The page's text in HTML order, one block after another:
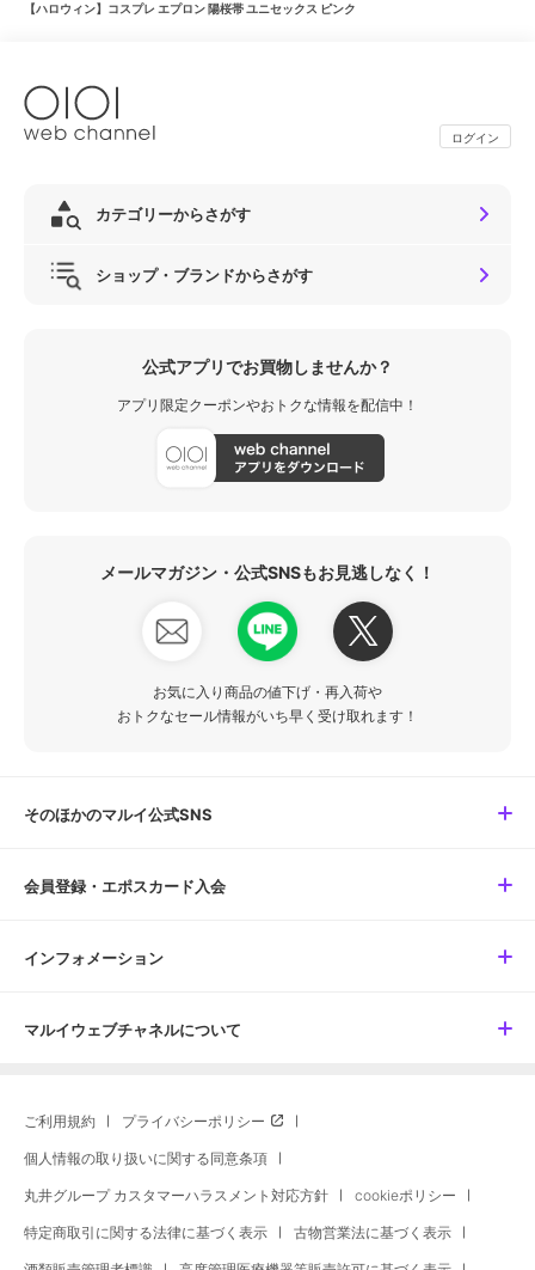
【ハロウィン】コスプレ エプロン 陽桜帯 ユニセックス ピンク
ログイン
カテゴリーからさがす
ショップ・ブランドからさがす
公式アプリでお買物しませんか？
アプリ限定クーポンやおトクな情報を配信中！
メールマガジン・公式SNSもお見逃しなく！
お気に入り商品の値下げ・再入荷や
おトクなセール情報がいち早く受け取れます！
そのほかのマルイ公式SNS
会員登録・エポスカード入会
インフォメーション
マルイウェブチャネルについて
ご利用規約 プライバシーポリシー
個人情報の取り扱いに関する同意条項
丸井グループ カスタマーハラスメント対応方針 cookieポリシー
特定商取引に関する法律に基づく表示 古物営業法に基づく表示